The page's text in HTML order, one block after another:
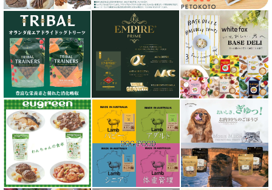
シシア Schesir
獣医さん推奨シリーズ
シルクフル SILKFULL
ジーランディア Zealandia
スマイリー Smiley
ソウルメイト SoulMate
ソリッドゴールド Solid Gold